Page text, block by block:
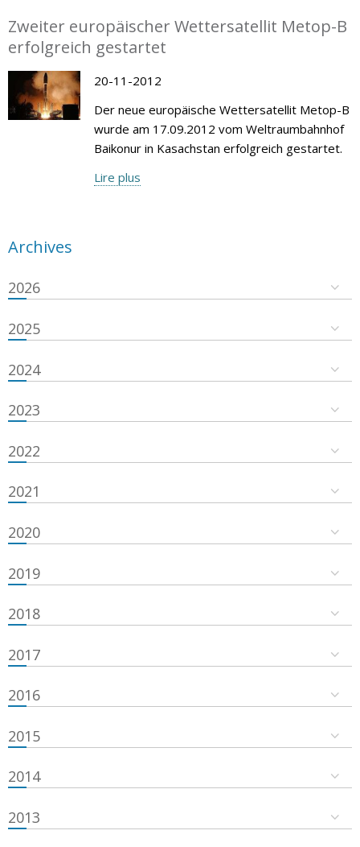
Zweiter europäischer Wettersatellit Metop-B
erfolgreich gestartet
20-11-2012
Der neue europäische Wettersatellit Metop-B
wurde am 17.09.2012 vom Weltraumbahnhof
Baikonur in Kasachstan erfolgreich gestartet.
Lire plus
Archives
2026
2025
2024
2023
2022
2021
2020
2019
2018
2017
2016
2015
2014
2013